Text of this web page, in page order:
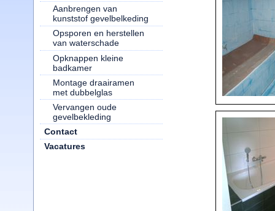
Aanbrengen van
kunststof gevelbelkeding
Opsporen en herstellen
van waterschade
Opknappen kleine
badkamer
Montage draairamen
met dubbelglas
Vervangen oude
gevelbekleding
Contact
Vacatures